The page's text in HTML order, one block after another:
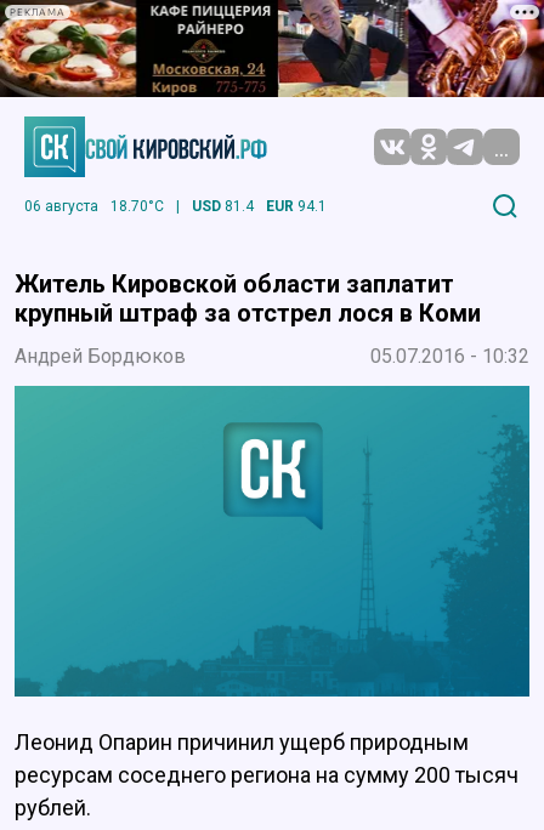
РЕКЛАМА
...
06 августа 18.70°C | USD 81.4 EUR 94.1
Житель Кировской области заплатит
крупный штраф за отстрел лося в Коми
Андрей Бордюков 05.07.2016 - 10:32
Леонид Опарин причинил ущерб природным
ресурсам соседнего региона на сумму 200 тысяч
рублей.